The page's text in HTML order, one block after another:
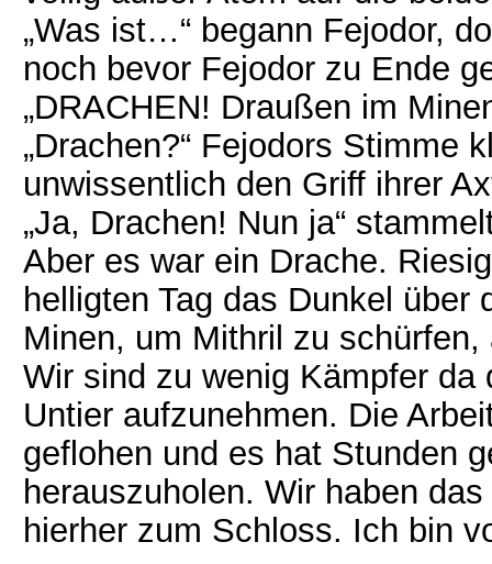
„Was ist…“ begann Fejodor,
noch bevor Fejodor zu Ende
„DRACHEN! Draußen im
„Drachen?“ Fejodors Stimme
unwissentlich den Griff ihrer
„Ja, Drachen! Nun ja“
Aber es war ein Drache.
helligten Tag das Dunkel über
Minen, um Mithril zu
Wir sind zu wenig Kämpfer
Untier aufzunehmen. Die
geflohen und es hat Stunden
herauszuholen. Wir haben
hierher zum Schloss. Ich bin